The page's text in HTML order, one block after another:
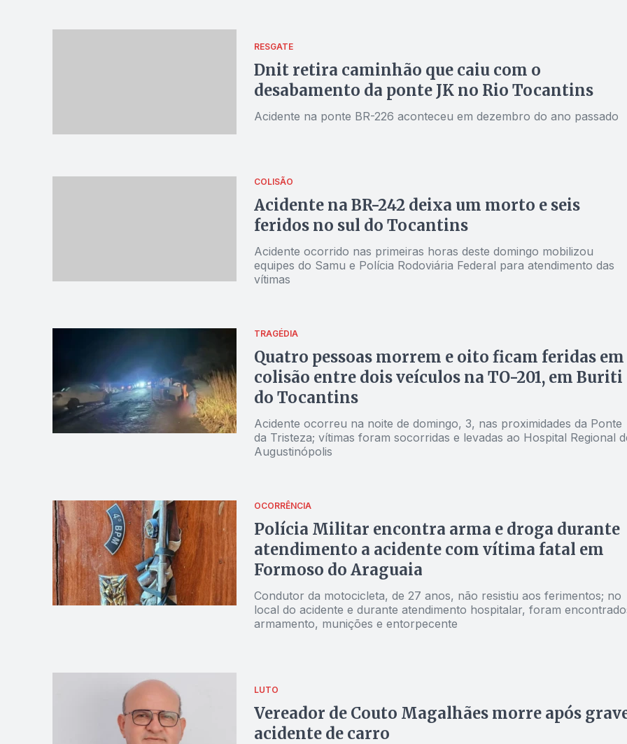
RESGATE
Dnit retira caminhão que caiu com o
desabamento da ponte JK no Rio Tocantins
Acidente na ponte BR-226 aconteceu em dezembro do ano passado
COLISÃO
Acidente na BR-242 deixa um morto e seis
feridos no sul do Tocantins
Acidente ocorrido nas primeiras horas deste domingo mobilizou
equipes do Samu e Polícia Rodoviária Federal para atendimento das
vítimas
TRAGÉDIA
Quatro pessoas morrem e oito ficam feridas em
colisão entre dois veículos na TO-201, em Buriti
do Tocantins
Acidente ocorreu na noite de domingo, 3, nas proximidades da Ponte
da Tristeza; vítimas foram socorridas e levadas ao Hospital Regional
Augustinópolis
OCORRÊNCIA
Polícia Militar encontra arma e droga durante
atendimento a acidente com vítima fatal em
Formoso do Araguaia
Condutor da motocicleta, de 27 anos, não resistiu aos ferimentos; no
local do acidente e durante atendimento hospitalar, foram
armamento, munições e entorpecente
LUTO
Vereador de Couto Magalhães morre após
acidente de carro